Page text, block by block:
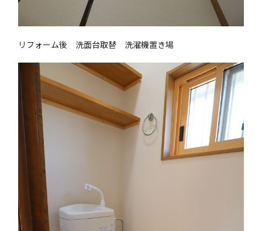
リフォーム後 洗面台取替 洗濯機置き場